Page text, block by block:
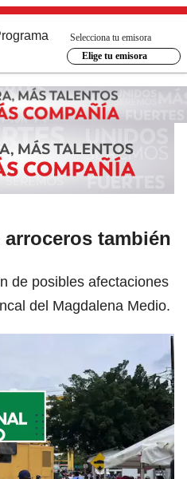
Selecciona tu emisora
Elige tu emisora
también
de posibles afectaciones
del Magdalena Medio.